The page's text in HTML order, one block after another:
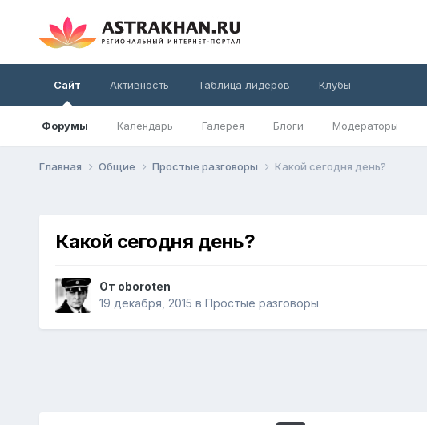
Сайт
Форумы Календарь Галерея Блоги Модераторы
Активность Таблица лидеров Клубы
Главная Общие Простые разговоры Какой сегодня день?
Какой сегодня день?
От oboroten
19 декабря, 2015 в Простые разговоры